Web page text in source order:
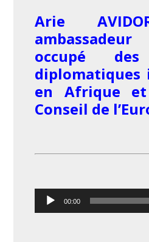
Arie
occupé
diplomatiques
en Afrique
Conseil de
Lecteur
audio
00:00